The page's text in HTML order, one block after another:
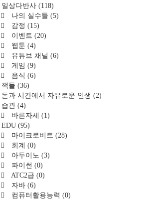
일상다반사 (118)
나의 실수들 (5)
감정 (15)
이벤트 (20)
웹툰 (4)
유튜브 채널 (6)
게임 (9)
음식 (6)
책들 (36)
돈과 시간에서 자유로운 인생 (2)
습관 (4)
바른자세 (1)
EDU (95)
마이크로비트 (28)
회계 (0)
아두이노 (3)
파이썬 (0)
ATC2급 (0)
자바 (6)
컴퓨터활용능력 (0)